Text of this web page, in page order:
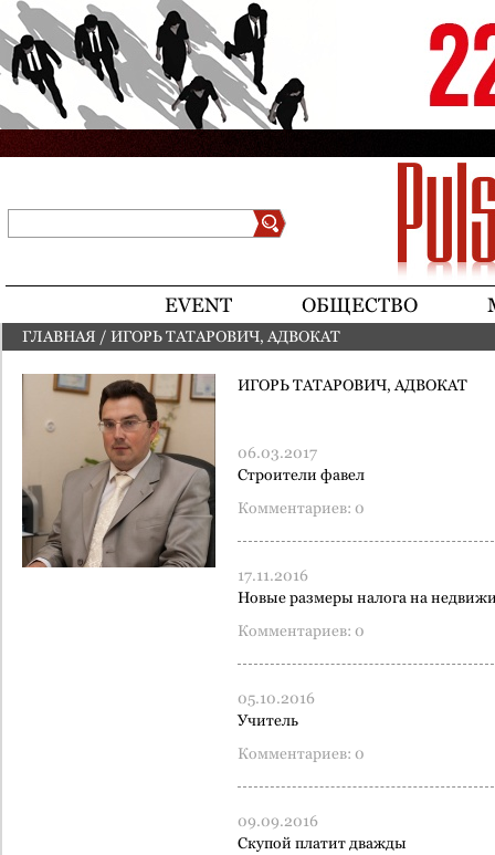
Jump to navigation
EVENT ОБЩЕСТВО
ВЫ ЗДЕСЬ
ГЛАВНАЯ / ИГОРЬ ТАТАРОВИЧ, АДВОКАТ
ИГОРЬ ТАТАРОВИЧ, АДВОКАТ
06.03.2017
Строители фавел
Комментариев: 0
17.11.2016
Новые размеры налога на
Комментариев: 0
05.10.2016
Учитель
Комментариев: 0
09.09.2016
Скупой платит дважды